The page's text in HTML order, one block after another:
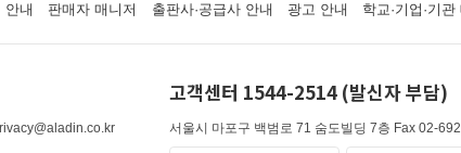
안내 판매자 매니저 출판사·공급사 안내 광고 안내 학교·기업·기
고객센터 1544-2514 (발신자 부담)
서울시 마포구 백범로 71 숨도빌딩 7층 Fax 02-